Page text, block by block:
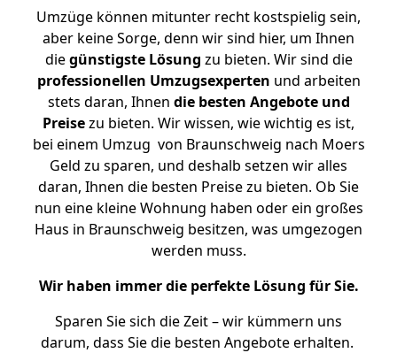
Umzüge können mitunter recht kostspielig sein,
aber keine Sorge, denn wir sind hier, um Ihnen
diegünstigste Lösung zu bieten. Wir sind die
professionellen Umzugsexperten und arbeiten
stets daran, Ihnen die besten Angebote und
Preisezu bieten. Wir wissen, wie wichtig es ist,
bei einem Umzug von Braunschweig nach Moers
Geld zu sparen, und deshalb setzen wir alles
daran, Ihnen die besten Preise zu bieten. Ob Sie
nun eine kleine Wohnung haben oder ein großes
Haus in Braunschweig besitzen, was umgezogen
werden muss.
Wir haben immer die perfekte Lösung für Sie.
Sparen Sie sich die Zeit – wir kümmern uns
darum, dass Sie die besten Angebote erhalten.